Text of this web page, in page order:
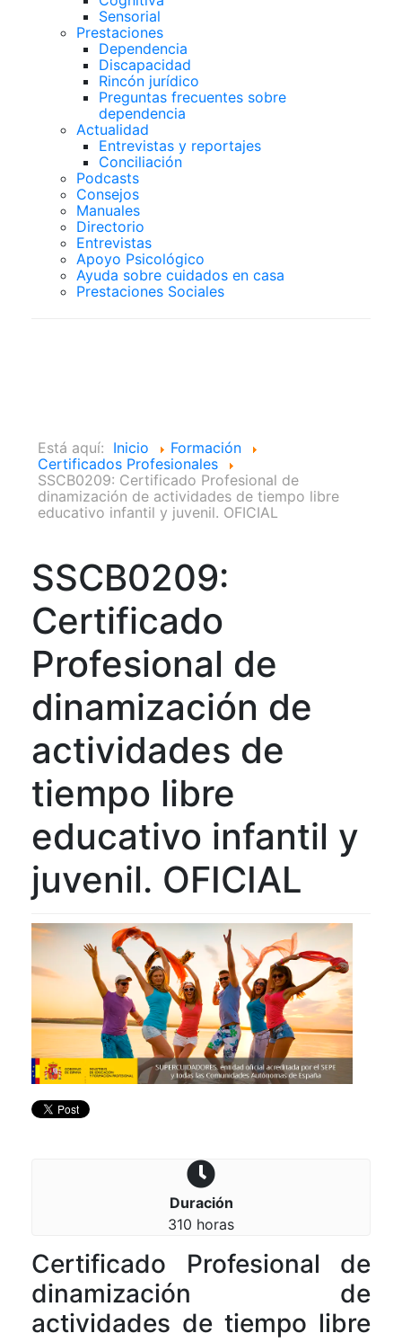
Sensorial
Prestaciones
Dependencia
Discapacidad
Rincón jurídico
Preguntas frecuentes sobre
dependencia
Actualidad
Entrevistas y reportajes
Conciliación
Podcasts
Consejos
Manuales
Directorio
Entrevistas
Apoyo Psicológico
Ayuda sobre cuidados en casa
Prestaciones Sociales
Está aquí: Inicio
Formación
Certificados Profesionales
SSCB0209: Certificado Profesional de
dinamización de actividades de tiempo libre
educativo infantil y juvenil. OFICIAL
SSCB0209:
Certificado
Profesional de
dinamización de
actividades de
tiempo libre
educativo infantil y
juvenil. OFICIAL
Duración
310 horas
Certificado Profesional de
dinamización de
actividades de tiempo libre